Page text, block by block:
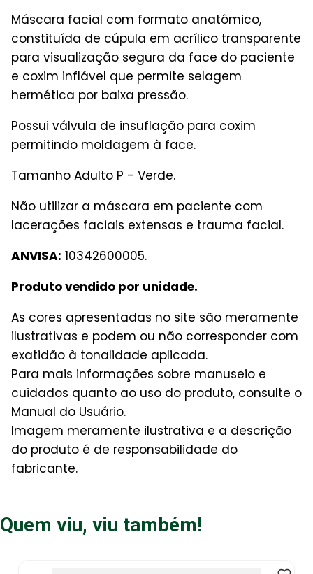
Máscara facial com formato anatômico,
constituída de cúpula em acrílico transparente
para visualização segura da face do paciente
e coxim inflável que permite selagem
hermética por baixa pressão.
Possui válvula de insuflação para coxim
permitindo moldagem à face.
Tamanho Adulto P - Verde.
Não utilizar a máscara em paciente com
lacerações faciais extensas e trauma facial.
ANVISA: 10342600005.
Produto vendido por unidade.
As cores apresentadas no site são meramente
ilustrativas e podem ou não corresponder com
exatidão à tonalidade aplicada.
Para mais informações sobre manuseio e
cuidados quanto ao uso do produto, consulte o
Manual do Usuário.
Imagem meramente ilustrativa e a descrição
do produto é de responsabilidade do
fabricante.
Quem viu, viu também!